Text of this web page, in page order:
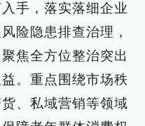
手，落实落细企业
险隐患排查治理，
焦全方位整治突出
。重点围绕市场秩
、私域营销等领域